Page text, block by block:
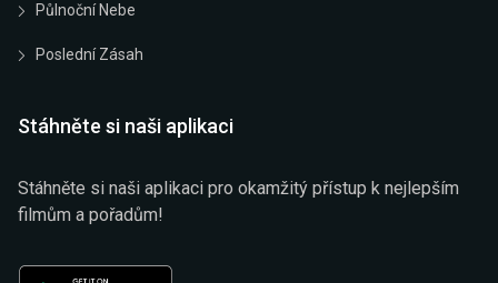
Půlnoční Nebe
Poslední Zásah
Stáhněte si naši aplikaci
Stáhněte si naši aplikaci pro okamžitý přístup k nejlepším
filmům a pořadům!